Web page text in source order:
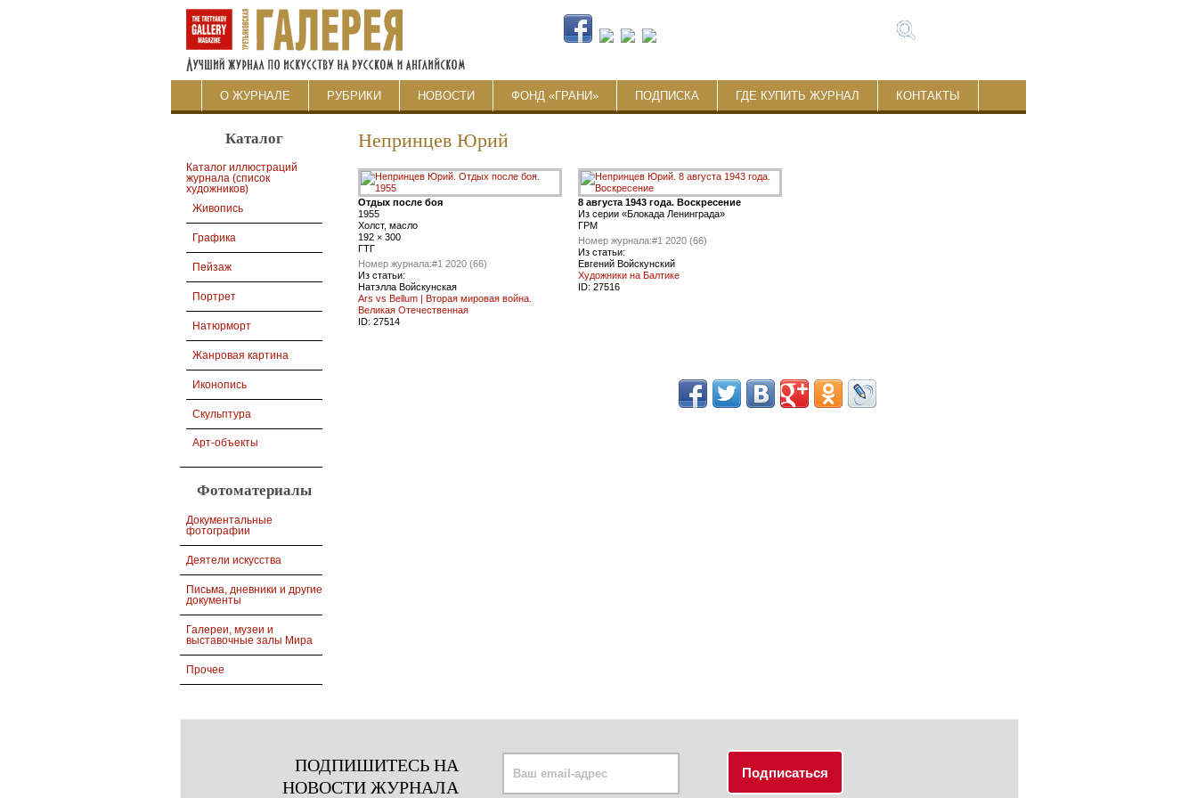
О ЖУРНАЛЕ РУБРИКИ НОВОСТИ ФОНД «ГРАНИ» ПОДПИСКА ГДЕ КУПИТЬ ЖУРНАЛ КОНТАКТЫ
Каталог
Каталог иллюстраций
журнала (список
художников)
Живопись
Графика
Пейзаж
Портрет
Натюрморт
Жанровая картина
Иконопись
Скульптура
Арт-объекты
Фотоматериалы
Документальные
фотографии
Деятели искусства
Письма, дневники и другие
документы
Галереи, музеи и
выставочные залы Мира
Прочее
Непринцев Юрий
Отдых после боя
1955
Холст, масло
192 × 300
ГТГ
Номер журнала:#1 2020 (66)
Из статьи:
Натэлла Войскунская
Ars vs Bellum | Вторая мировая война.
Великая Отечественная
ID: 27514
8 августа 1943 года. Воскресение
Из серии «Блокада Ленинграда»
ГРМ
Номер журнала:#1 2020 (66)
Из статьи:
Евгений Войскунский
Художники на Балтике
ID: 27516
ПОДПИШИТЕСЬ НА
НОВОСТИ ЖУРНАЛА